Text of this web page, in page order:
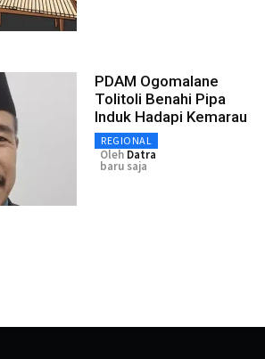
PDAM Ogomalane
Tolitoli Benahi Pipa
Induk Hadapi Kemarau
REGIONAL
Oleh Datra
baru saja